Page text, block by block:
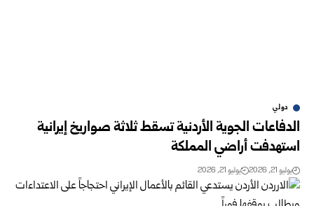
دولي
الدفاعات الجوية الأردنية تسقط ثلاثة صواريخ إيرانية
استهدفت أراضي المملكة
يوليو 21, 2026 يوليو 21, 2026